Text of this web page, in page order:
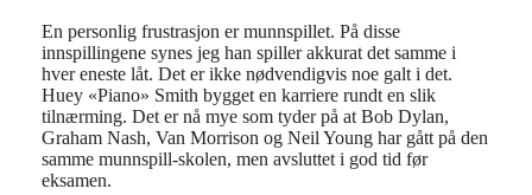
En personlig frustrasjon er munnspillet. På disse
innspillingene synes jeg han spiller akkurat det samme i
hver eneste låt. Det er ikke nødvendigvis noe galt i det.
Huey «Piano» Smith bygget en karriere rundt en slik
tilnærming. Det er nå mye som tyder på at Bob Dylan,
Graham Nash, Van Morrison og Neil Young har gått på den
samme munnspill-skolen, men avsluttet i god tid før
eksamen.